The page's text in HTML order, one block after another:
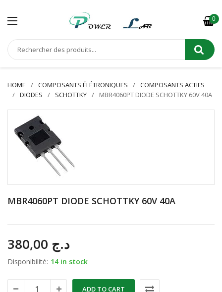
0
HOME COMPOSANTS ÉLÉTRONIQUES
COMPOSANTS ACTIFS
DIODES
SCHOTTKY MBR4060PT DIODE SCHOTTKY 60V 40A
MBR4060PT DIODE SCHOTTKY 60V 40A
د.ج
Disponibilité: 14 in stock
ADD TO CART